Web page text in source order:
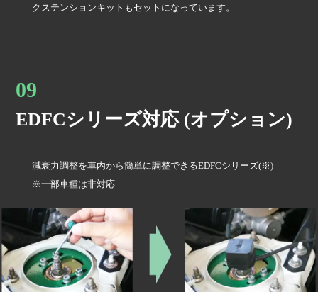
クステンションキットもセットになっています。
EDFCシリーズ対応 (オプション)
減衰力調整を車内から簡単に調整できるEDFCシリーズ(※)
※一部車種は非対応